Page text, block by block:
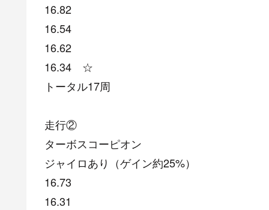
16.82
16.54
16.62
16.34 ☆
トータル17周
走行②
ターボスコーピオン
ジャイロあり（ゲイン約25%）
16.73
16.31